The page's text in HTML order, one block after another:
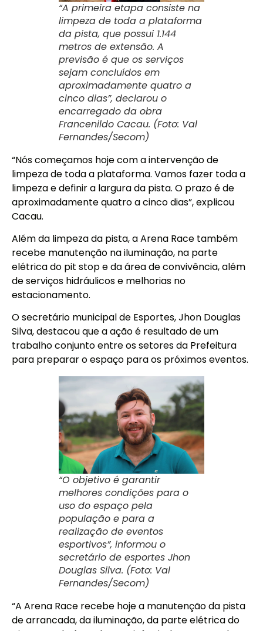
“A primeira etapa consiste na
limpeza de toda a plataforma
da pista, que possui 1.144
metros de extensão. A
previsão é que os serviços
sejam concluídos em
aproximadamente quatro a
cinco dias”, declarou o
encarregado da obra
Francenildo Cacau. (Foto: Val
Fernandes/Secom)
“Nós começamos hoje com a intervenção de
limpeza de toda a plataforma. Vamos fazer toda a
limpeza e definir a largura da pista. O prazo é de
aproximadamente quatro a cinco dias”, explicou
Cacau.
Além da limpeza da pista, a Arena Race também
recebe manutenção na iluminação, na parte
elétrica do pit stop e da área de convivência, além
de serviços hidráulicos e melhorias no
estacionamento.
O secretário municipal de Esportes, Jhon Douglas
Silva, destacou que a ação é resultado de um
trabalho conjunto entre os setores da Prefeitura
para preparar o espaço para os próximos eventos.
“O objetivo é garantir
melhores condições para o
uso do espaço pela
população e para a
realização de eventos
esportivos”, informou o
secretário de esportes Jhon
Douglas Silva. (Foto: Val
Fernandes/Secom)
“A Arena Race recebe hoje a manutenção da pista
de arrancada, da iluminação, da parte elétrica do